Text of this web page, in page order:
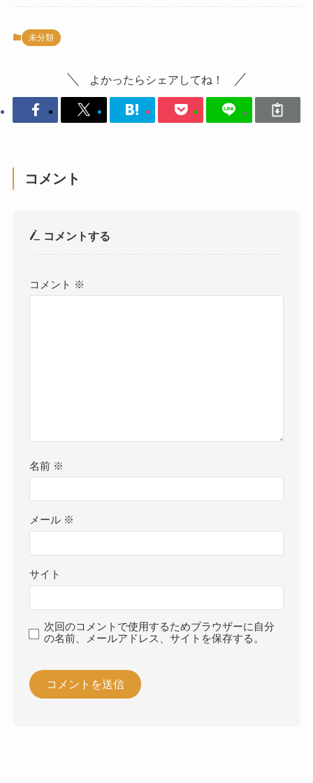
未分類
よかったらシェアしてね！
コメント
コメントする
コメント ※
名前 ※
メール ※
サイト
次回のコメントで使用するためブラウザーに自分
の名前、メールアドレス、サイトを保存する。